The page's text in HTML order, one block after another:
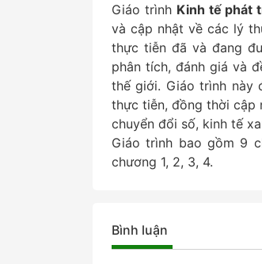
Giáo trình Kinh tế phát
và cập nhật về các lý
thực tiễn đã và đang
phân tích, đánh giá và
thế giới. Giáo trình này
thực tiễn, đồng thời cập
chuyển đổi số, kinh tế
Giáo trình bao gồm 9
chương 1, 2, 3, 4.
Bình luận